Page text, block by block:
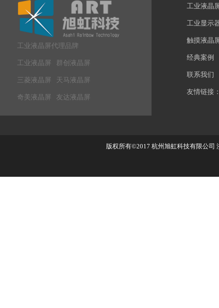
工业液晶屏代理品牌
工业液晶屏 群创液晶屏
三菱液晶屏 天马液晶屏
奇美液晶屏 友达液晶屏
工业液晶
工业显示
触摸液晶
经典案例
联系我们
友情链接
版权所有©2017 杭州旭虹科技有限公司